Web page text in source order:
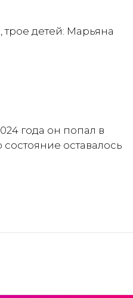
детей: Марьяна
года он попал в
оставалось